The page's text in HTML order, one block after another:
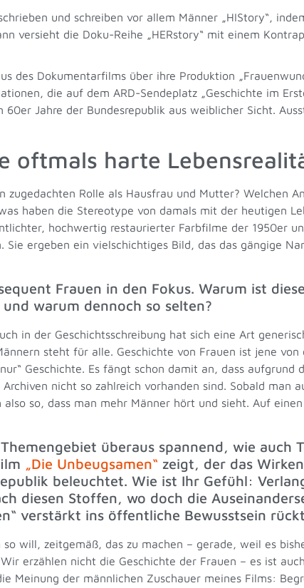
und schreiben vor allem Männer „HIStory“,
versieht die Doku-Reihe „HERstory“ mit einem
des Dokumentarfilms über ihre Produktion
die auf dem ARD-Sendeplatz „Geschichte im
Jahre der Bundesrepublik aus weiblicher Sicht.
oftmals harte
Rolle als Hausfrau und Mutter? Welchen
haben die Stereotype von damals mit der heutigen
hochwertig restaurierter Farbfilme der 1950er
ergeben ein vielschichtiges Bild, das das gängige
Frauen in den Fokus. Warum ist
warum dennoch so selten?
in der Geschichtsschreibung hat sich eine Art
steht für alle. Geschichte von Frauen ist jene
Geschichte. Es fängt schon damit an, dass aufgrund
nicht so zahlreich vorhanden sind. Sobald man
also so, dass man mehr Männer hört und sieht. Auf
überaus spannend, wie auch
„Die Unbeugsamen“ zeigt, der das
beleuchtet. Wie ist Ihr Gefühl:
diesen Stoffen, wo doch die
verstärkt ins öffentliche Bewusstsein
so will, zeitgemäß, das zu machen – gerade, weil es
erzählen nicht die Geschichte der Frauen – es ist
Meinung der männlichen Zuschauer meines Films: